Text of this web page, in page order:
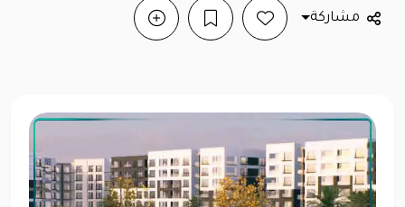
مشاركة